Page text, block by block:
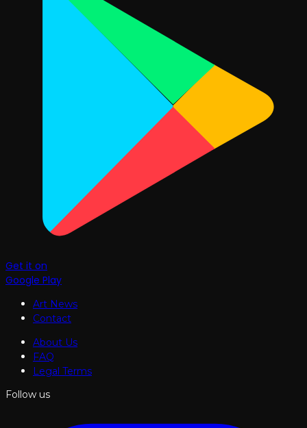
Get it on
Google Play
Art News
Contact
About Us
FAQ
Legal Terms
Follow us